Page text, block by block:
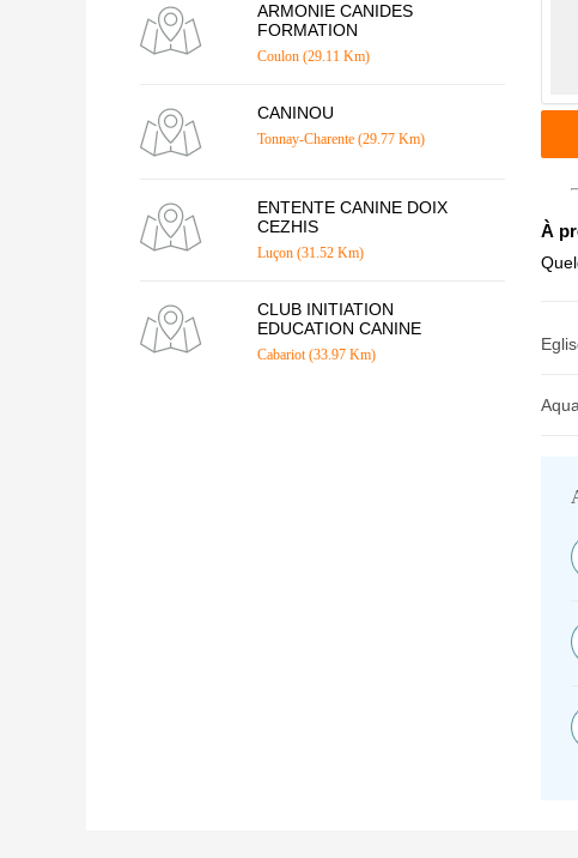
ARMONIE CANIDES
FORMATION
Coulon (29.11 Km)
CANINOU
Tonnay-Charente (29.77 Km)
ENTENTE CANINE DOIX
CEZHIS
Luçon (31.52 Km)
CLUB INITIATION
EDUCATION CANINE
Cabariot (33.97 Km)
À